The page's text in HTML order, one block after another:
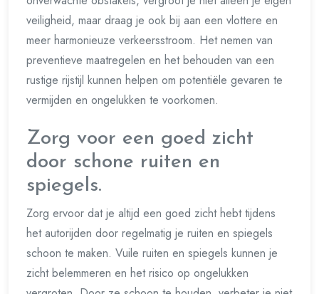
veiligheid, maar draag je ook bij aan een vlottere en
meer harmonieuze verkeersstroom. Het nemen van
preventieve maatregelen en het behouden van een
rustige rijstijl kunnen helpen om potentiële gevaren te
vermijden en ongelukken te voorkomen.
Zorg voor een goed zicht
door schone ruiten en
spiegels.
Zorg ervoor dat je altijd een goed zicht hebt tijdens
het autorijden door regelmatig je ruiten en spiegels
schoon te maken. Vuile ruiten en spiegels kunnen je
zicht belemmeren en het risico op ongelukken